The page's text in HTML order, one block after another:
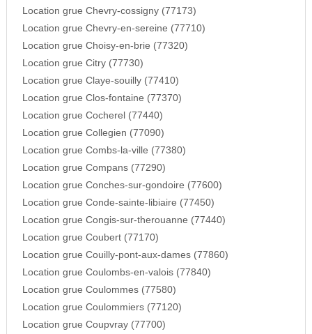
Location grue Chevry-cossigny (77173)
Location grue Chevry-en-sereine (77710)
Location grue Choisy-en-brie (77320)
Location grue Citry (77730)
Location grue Claye-souilly (77410)
Location grue Clos-fontaine (77370)
Location grue Cocherel (77440)
Location grue Collegien (77090)
Location grue Combs-la-ville (77380)
Location grue Compans (77290)
Location grue Conches-sur-gondoire (77600)
Location grue Conde-sainte-libiaire (77450)
Location grue Congis-sur-therouanne (77440)
Location grue Coubert (77170)
Location grue Couilly-pont-aux-dames (77860)
Location grue Coulombs-en-valois (77840)
Location grue Coulommes (77580)
Location grue Coulommiers (77120)
Location grue Coupvray (77700)